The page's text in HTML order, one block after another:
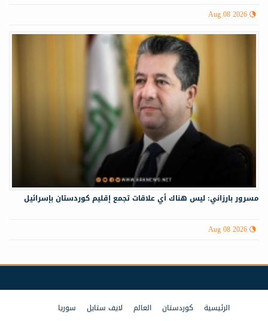
Aug 08 2026
مسرور بارزاني: ليس هناك أي علاقات تجمع إقليم كوردستان بإسرائيل
Aug 08 2026
الرئيسية كوردستان العالم لايف ستايل سوريا